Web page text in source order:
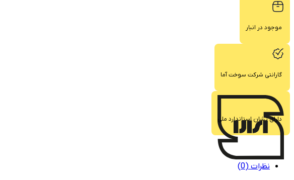
موجود در انبار
گارانتی شرکت سوخت آما
دارای نشان استاندارد ملی
نظرات (0)